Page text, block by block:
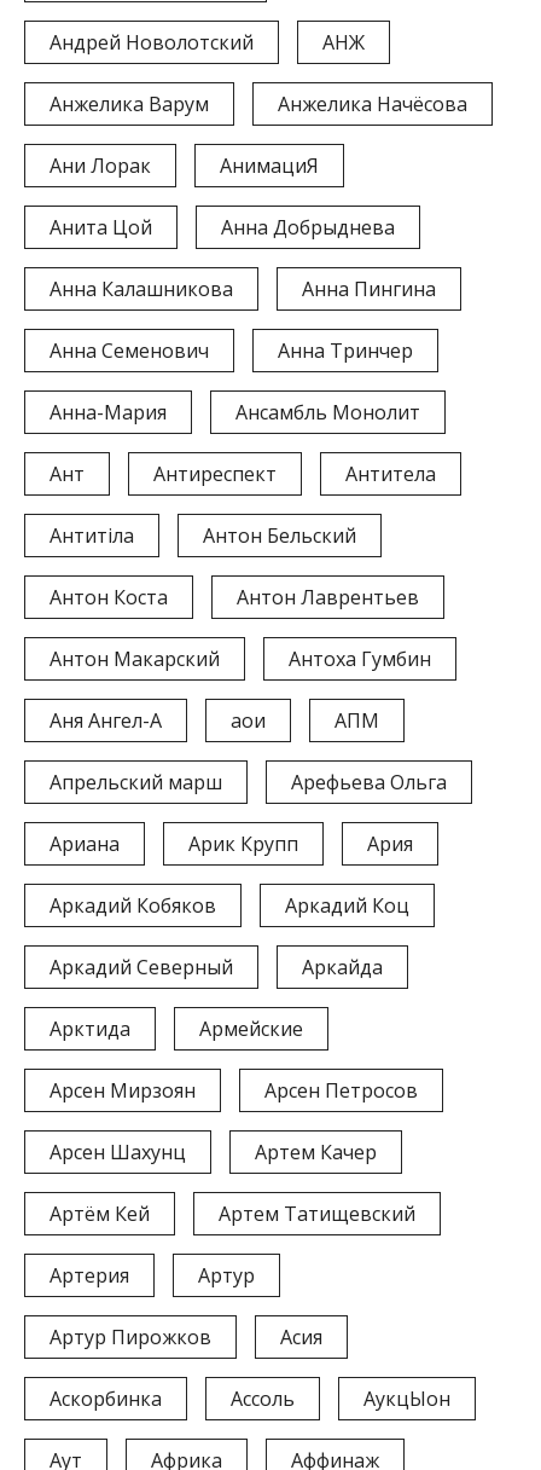
Андрей Новолотский АНЖ
Анжелика Варум Анжелика Начёсова
Ани Лорак АнимациЯ
Анита Цой Анна Добрыднева
Анна Калашникова Анна Пингина
Анна Семенович Анна Тринчер
Анна-Мария Ансамбль Монолит
Ант Антиреспект Антитела
Антитіла Антон Бельский
Антон Коста Антон Лаврентьев
Антон Макарский Антоха Гумбин
Аня Ангел-А аои АПМ
Апрельский марш Арефьева Ольга
Ариана Арик Крупп Ария
Аркадий Кобяков Аркадий Коц
Аркадий Северный Аркайда
Арктида Армейские
Арсен Мирзоян Арсен Петросов
Арсен Шахунц Артем Качер
Артём Кей Артем Татищевский
Артерия Артур
Артур Пирожков Асия
Аскорбинка Ассоль АукцЫон
Аут Африка Аффинаж